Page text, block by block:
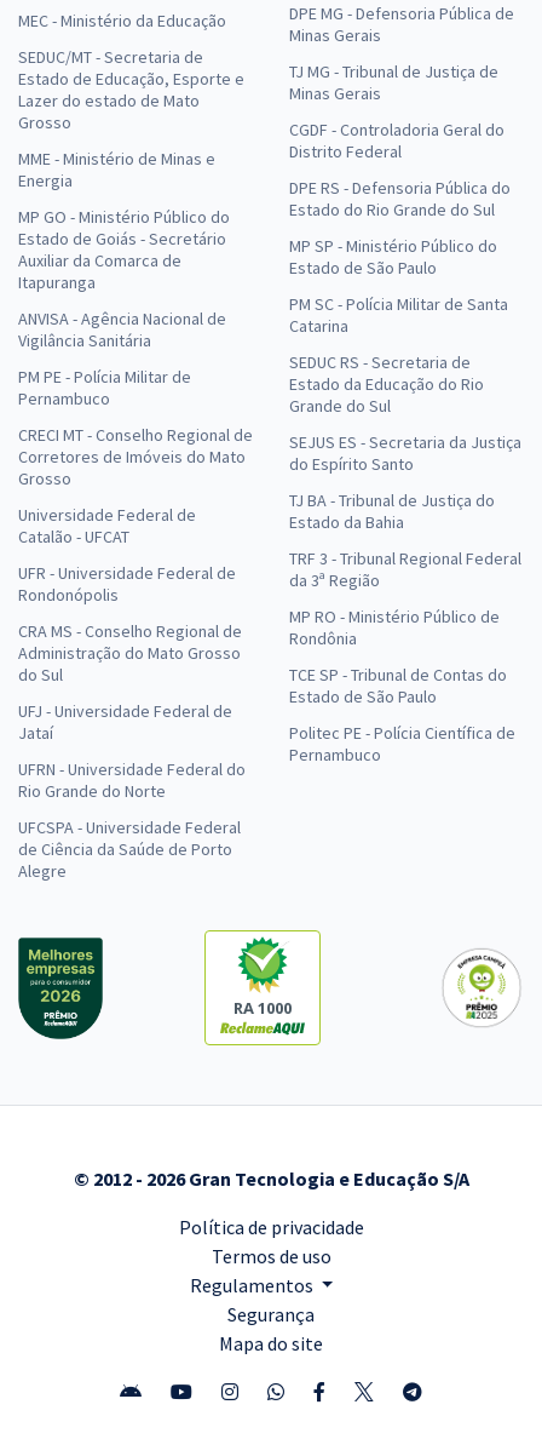
MEC - Ministério da Educação
SEDUC/MT - Secretaria de
Estado de Educação, Esporte e
Lazer do estado de Mato
Grosso
MME - Ministério de Minas e
Energia
MP GO - Ministério Público do
Estado de Goiás - Secretário
Auxiliar da Comarca de
Itapuranga
ANVISA - Agência Nacional de
Vigilância Sanitária
PM PE - Polícia Militar de
Pernambuco
CRECI MT - Conselho Regional de
Corretores de Imóveis do Mato
Grosso
Universidade Federal de
Catalão - UFCAT
UFR - Universidade Federal de
Rondonópolis
CRA MS - Conselho Regional de
Administração do Mato Grosso
do Sul
UFJ - Universidade Federal de
Jataí
UFRN - Universidade Federal do
Rio Grande do Norte
UFCSPA - Universidade Federal
de Ciência da Saúde de Porto
Alegre
DPE MG - Defensoria Pública de
Minas Gerais
TJ MG - Tribunal de Justiça de
Minas Gerais
CGDF - Controladoria Geral do
Distrito Federal
DPE RS - Defensoria Pública do
Estado do Rio Grande do Sul
MP SP - Ministério Público do
Estado de São Paulo
PM SC - Polícia Militar de Santa
Catarina
SEDUC RS - Secretaria de
Estado da Educação do Rio
Grande do Sul
SEJUS ES - Secretaria da Justiça
do Espírito Santo
TJ BA - Tribunal de Justiça do
Estado da Bahia
TRF 3 - Tribunal Regional Federal
da 3ª Região
MP RO - Ministério Público de
Rondônia
TCE SP - Tribunal de Contas do
Estado de São Paulo
Politec PE - Polícia Científica de
Pernambuco
RA 1000
© 2012 - 2026 Gran Tecnologia e Educação S/A
Política de privacidade
Termos de uso
Regulamentos
Segurança
Mapa do site